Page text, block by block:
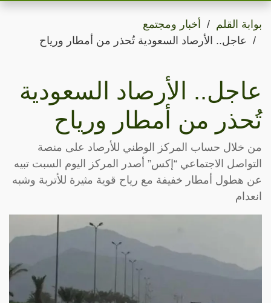
بوابة القلم
أخبار ومجتمع
عاجل.. الأرصاد السعودية تُحذر من أمطار ورياح
عاجل.. الأرصاد السعودية
تُحذر من أمطار ورياح
من خلال حساب المركز الوطني للأرصاد على منصة
التواصل الاجتماعي “إكس” أصدر المركز اليوم السبت تبيه
عن هطول أمطار خفيفة مع رياح قوية مثيرة للأتربة وشبه
انعدام